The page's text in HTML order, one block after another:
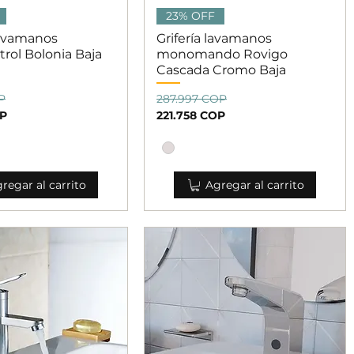
rápida
Bolonia Baja
al carrito
Vista rápida
23% OFF
Grifería lavamanos
monomando Rovigo
Cascada Cromo Baja
Precio
287.997 COP
Precio de oferta
221.758 COP
Agregar al carrito